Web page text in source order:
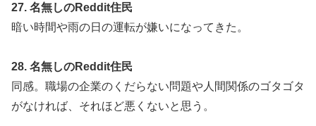
27. 名無しのReddit住民
暗い時間や雨の日の運転が嫌いになってきた。
28. 名無しのReddit住民
同感。職場の企業のくだらない問題や人間関係のゴタゴタ
がなければ、それほど悪くないと思う。